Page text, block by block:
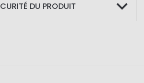
DU PRODUIT